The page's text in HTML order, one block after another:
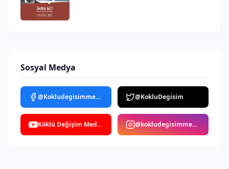
Sosyal Medya
@Kokludegisimmedya @KokluDegisim
Köklü Değişim Medya @kokludegisimmedya